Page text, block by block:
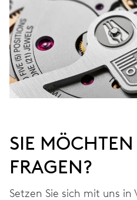
SIE
FRAGEN?
Setzen Sie sich mit uns